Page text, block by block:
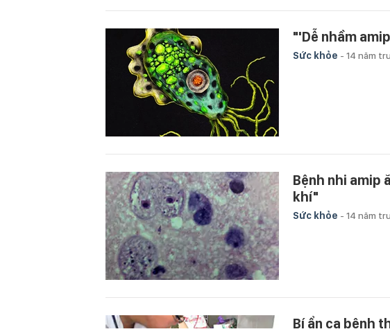
"'Dễ nhầm
Sức khỏe - 14 năm
Bệnh nhi amip
khí"
Sức khỏe - 14 năm
Bí ẩn ca bệnh